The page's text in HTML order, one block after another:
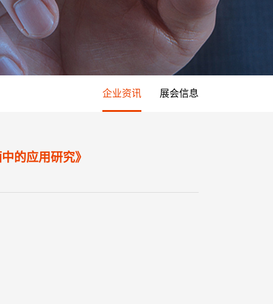
企业资讯 展会信息
的应用研究》